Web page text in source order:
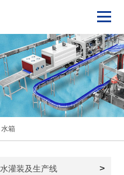
水箱
水灌装及生产线 >